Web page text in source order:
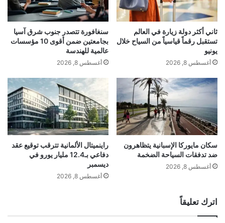
gherlkel.com — مازدا موتور تسجل خسائر في أول 9 أشهر
من العام المالي
أول تسجل خسائر
ب
ة
ق
م
غ
ي
ر
م
س
ب
ي
و
ض
ح
ت
ي
ك
ن
ش
دّ
ا
ل
ج
ن
إ
ج
ثاني أكثر دولة زيارة في العالم
تستقبل رقماً قياسياً من السياح خلال
يونيو
أغسطس 8, 2026
سنغافورة تتصدر جنوب شرق آسيا
بجامعتين ضمن أقوى 10 مؤسسات
عالمية للهندسة
أغسطس 8, 2026
سكان مايوركا الإسبانية يتظاهرون
ضد تدفقات السياحة الضخمة
أغسطس 8, 2026
راينميتال الألمانية تترقب توقيع عقد
دفاعي بـ12.4 مليار يورو في
ديسمبر
أغسطس 8, 2026
اترك تعليقاً